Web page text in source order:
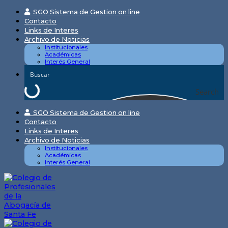
Skip
content
SGO Sistema de Gestion on line
Contacto
Links de Interes
Archivo de Noticias
Institucionales
Académicas
Interés General
Search
SGO Sistema de Gestion on line
Contacto
Links de Interes
Archivo de Noticias
Institucionales
Académicas
Interés General